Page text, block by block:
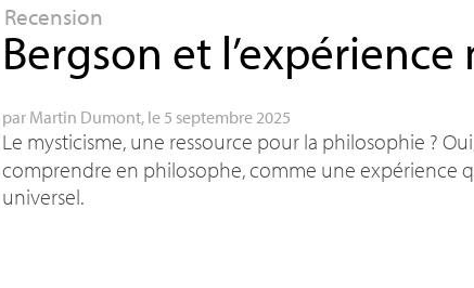
Recension
Bergson et
par Martin Dumont, le 5 septembre 2025
Le mysticisme, une ressource pour la philosophie ?
comprendre en philosophe, comme une expérience
universel.